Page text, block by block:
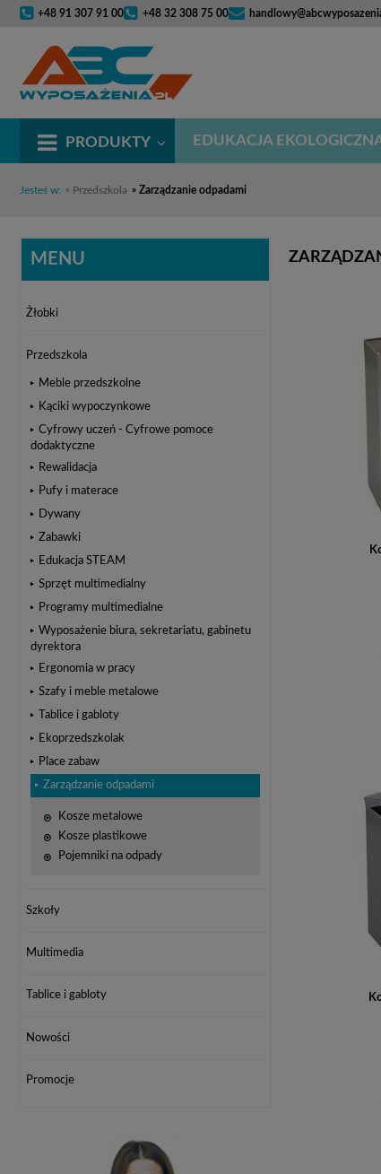
+48 91 307 91 00 +48 32 308 75 00
PRODUKTY EDUKACJA
Jesteś w: » Przedszkola » Zarządzanie odpadami
MENU
Żłobki
Przedszkola
Meble przedszkolne
Kąciki wypoczynkowe
Cyfrowy uczeń - Cyfrowe pomoce
dodaktyczne
Rewalidacja
Pufy i materace
Dywany
Zabawki
Edukacja STEAM
Sprzęt multimedialny
Programy multimedialne
Wyposażenie biura, sekretariatu, gabinetu
dyrektora
Ergonomia w pracy
Szafy i meble metalowe
Tablice i gabloty
Ekoprzedszkolak
Place zabaw
Zarządzanie odpadami
Kosze metalowe
Kosze plastikowe
Pojemniki na odpady
Szkoły
Multimedia
Tablice i gabloty
Nowości
Promocje